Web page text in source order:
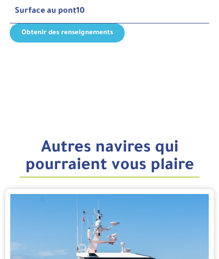
Surface au pont10
Obtenir des renseignements
Autres navires qui
pourraient vous plaire